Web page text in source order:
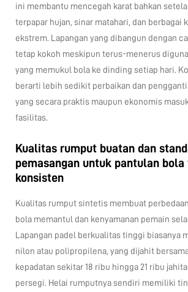
ini membantu mencegah karat bahkan
terpapar hujan, sinar matahari, dan berbagai
ekstrem. Lapangan yang dibangun dengan
tetap kokoh meskipun terus-menerus
yang memukul bola ke dinding setiap hari.
berarti lebih sedikit perbaikan dan
yang secara praktis maupun ekonomis
fasilitas.
Kualitas rumput buatan dan
pemasangan untuk pantulan bola
konsisten
Kualitas rumput sintetis membuat
bola memantul dan kenyamanan pemain
Lapangan padel berkualitas tinggi biasanya
nilon atau polipropilena, yang dijahit
kepadatan sekitar 18 ribu hingga 21 ribu
persegi. Helai rumputnya sendiri memiliki